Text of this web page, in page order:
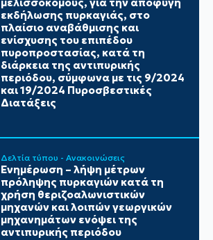
μελισσοκόμους, για την αποφυγή
εκδήλωσης πυρκαγιάς, στο
πλαίσιο αναβάθμισης και
ενίσχυσης του επιπέδου
πυροπροστασίας, κατά τη
διάρκεια της αντιπυρικής
περιόδου, σύμφωνα με τις 9/2024
και 19/2024 Πυροσβεστικές
Διατάξεις
Δελτία τύπου - Ανακοινώσεις
Ενημέρωση – λήψη μέτρων
πρόληψης πυρκαγιών κατά τη
χρήση θεριζοαλωνιστικών
μηχανών και λοιπών γεωργικών
μηχανημάτων ενόψει της
αντιπυρικής περιόδου